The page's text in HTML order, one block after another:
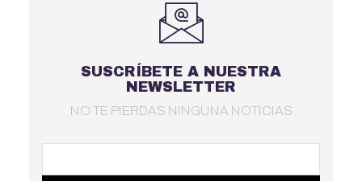
SUSCRÍBETE A NUESTRA
NEWSLETTER
NO TE PIERDAS NINGUNA NOTICIAS